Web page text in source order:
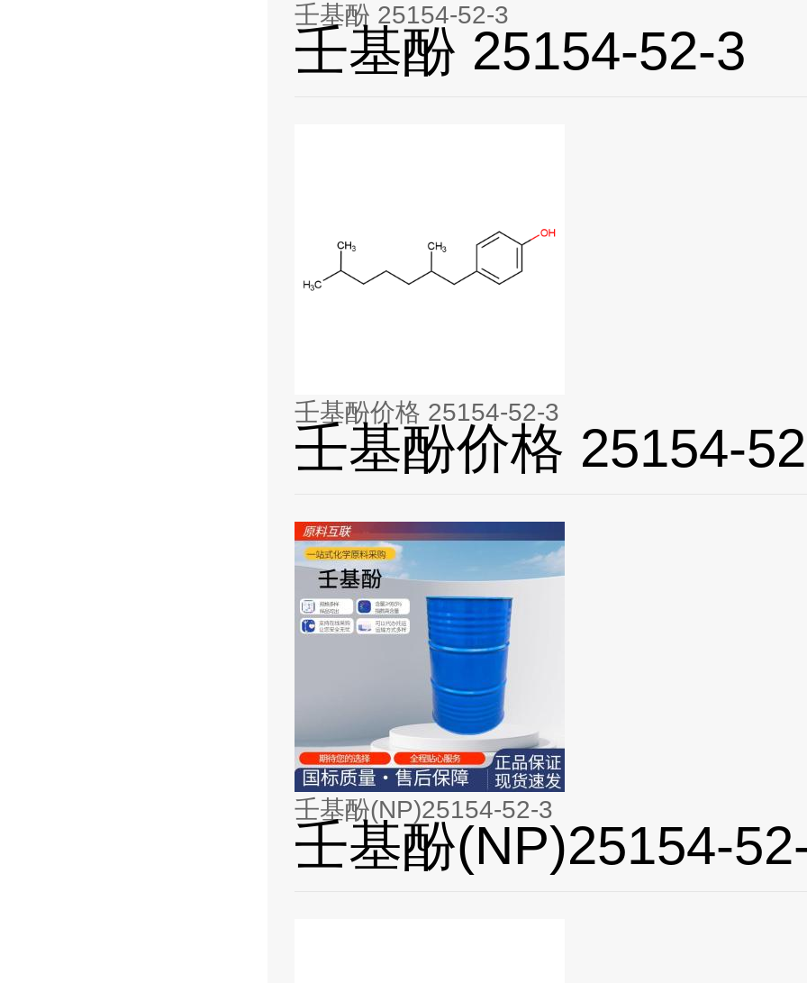
壬基酚 25154-52-3
壬基酚 25154-52-3
壬基酚价格 25154-52-3
壬基酚价格 25154-
壬基酚(NP)25154-52-3
壬基酚(NP)25154-